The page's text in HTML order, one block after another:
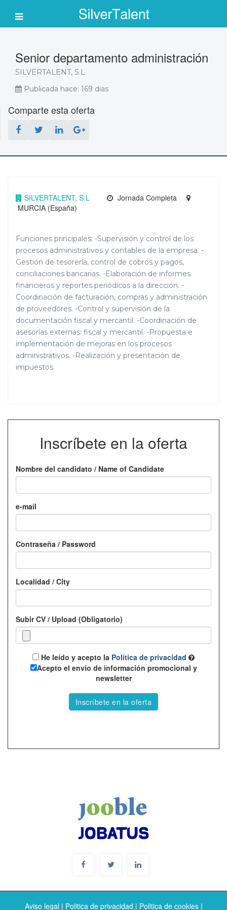
Senior departamento administración
SILVERTALENT, S.L
Publicada hace: 169 dias
Comparte esta oferta
SILVERTALENT, S.L
Jornada Completa
MURCIA (España)
Funciones principales: -Supervisión y control de los
procesos administrativos y contables de la empresa. -
Gestión de tesorería, control de cobros y pagos,
conciliaciones bancarias. -Elaboración de informes
financieros y reportes periódicos a la dirección. -
Coordinación de facturación, compras y administración
de proveedores. -Control y supervisión de la
documentación fiscal y mercantil. -Coordinación de
asesorías externas: fiscal y mercantil. -Propuesta e
implementación de mejoras en los procesos
administrativos. -Realización y presentación de
impuestos.
Inscríbete en la oferta
Nombre del candidato / Name of Candidate
e-mail
Contraseña / Password
Localidad / City
Subir CV / Upload (Obligatorio)
He leído y acepto la Política de privacidad
Acepto el envío de información promocional y
newsletter
Inscríbete en la oferta
Aviso legal| Politica de privacidad | Politica de cookies|